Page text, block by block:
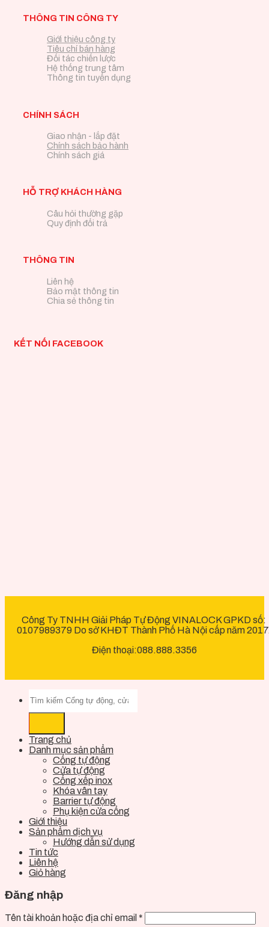
THÔNG TIN CÔNG TY
Giới thiệu công ty
Tiêu chí bán hàng
Đối tác chiến lược
Hệ thống trung tâm
Thông tin tuyển dụng
CHÍNH SÁCH
Giao nhận - lắp đặt
Chính sách bảo hành
Chính sách giá
HỖ TRỢ KHÁCH HÀNG
Câu hỏi thường gặp
Quy định đổi trả
THÔNG TIN
Liên hệ
Bảo mật thông tin
Chia sẻ thông tin
KẾT NỐI FACEBOOK
Công Ty TNHH Giải Pháp Tự Động VINALOCK GPKD số:
0107989379 Do sở KHĐT Thành Phố Hà Nội cấp năm
Điện thoại:088.888.3356
Trang chủ
Danh mục sản phẩm
Cổng tự động
Cửa tự động
Cổng xếp inox
Khóa vân tay
Barrier tự động
Phụ kiện cửa cổng
Giới thiệu
Sản phẩm dịch vụ
Hướng dẫn sử dụng
Tin tức
Liên hệ
Giỏ hàng
Đăng nhập
Tên tài khoản hoặc địa chỉ email *